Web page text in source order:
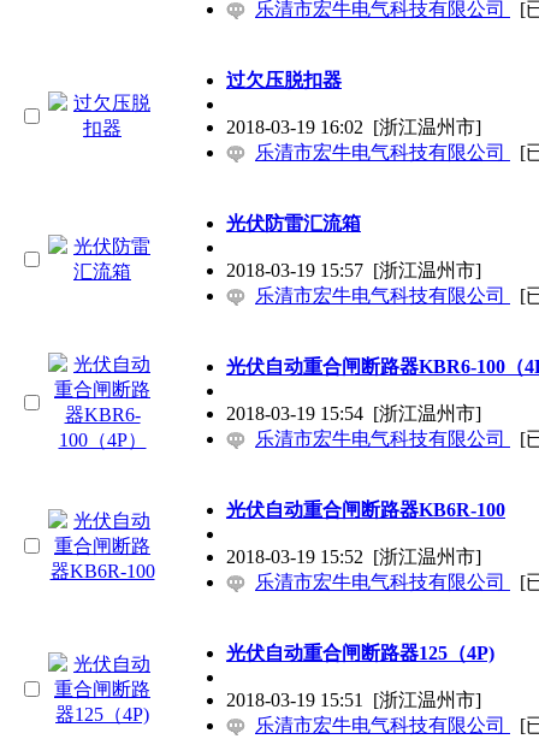
乐清市宏牛电气科技有限公司 [
过欠压脱扣器
2018-03-19 16:02 [浙江温州市]
乐清市宏牛电气科技有限公司
[
光伏防雷汇流箱
2018-03-19 15:57 [浙江温州市]
乐清市宏牛电气科技有限公司
[
光伏自动重合闸断路器KBR6-100（
2018-03-19 15:54 [浙江温州市]
乐清市宏牛电气科技有限公司
[
光伏自动重合闸断路器KB6R-100
2018-03-19 15:52 [浙江温州市]
乐清市宏牛电气科技有限公司
[
光伏自动重合闸断路器125（4P)
2018-03-19 15:51 [浙江温州市]
乐清市宏牛电气科技有限公司
[